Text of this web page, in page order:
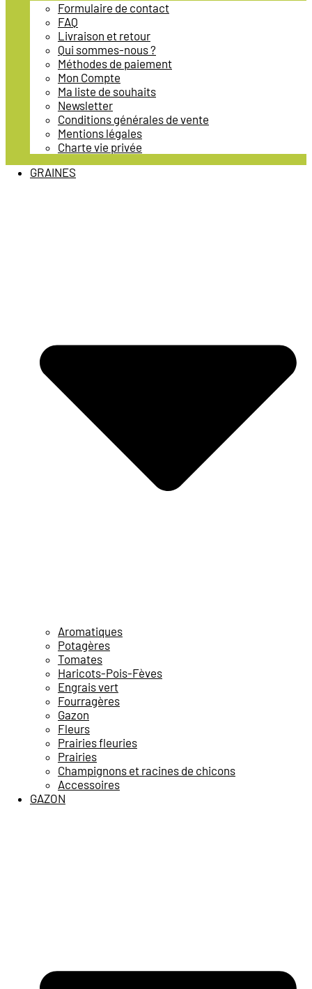
Formulaire de contact
FAQ
Livraison et retour
Qui sommes-nous ?
Méthodes de paiement
Mon Compte
Ma liste de souhaits
Newsletter
Conditions générales de vente
Mentions légales
Charte vie privée
GRAINES
Aromatiques
Potagères
Tomates
Haricots-Pois-Fèves
Engrais vert
Fourragères
Gazon
Fleurs
Prairies fleuries
Prairies
Champignons et racines de chicons
Accessoires
GAZON